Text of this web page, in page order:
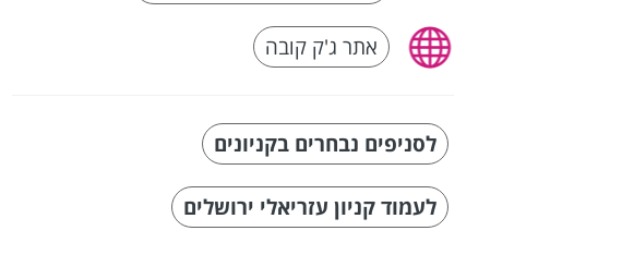
אתר ג'ק קובה
לסניפים נבחרים בקניונים
לעמוד קניון עזריאלי ירושלים